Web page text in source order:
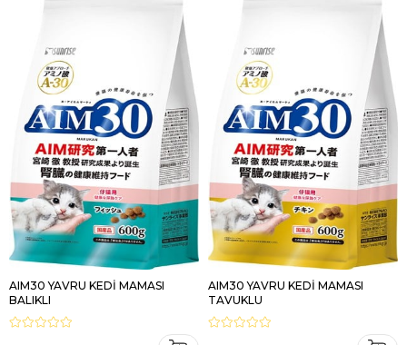
AIM30 YAVRU KEDİ MAMASI
BALIKLI
AIM30 YAVRU KEDİ MAMASI
TAVUKLU